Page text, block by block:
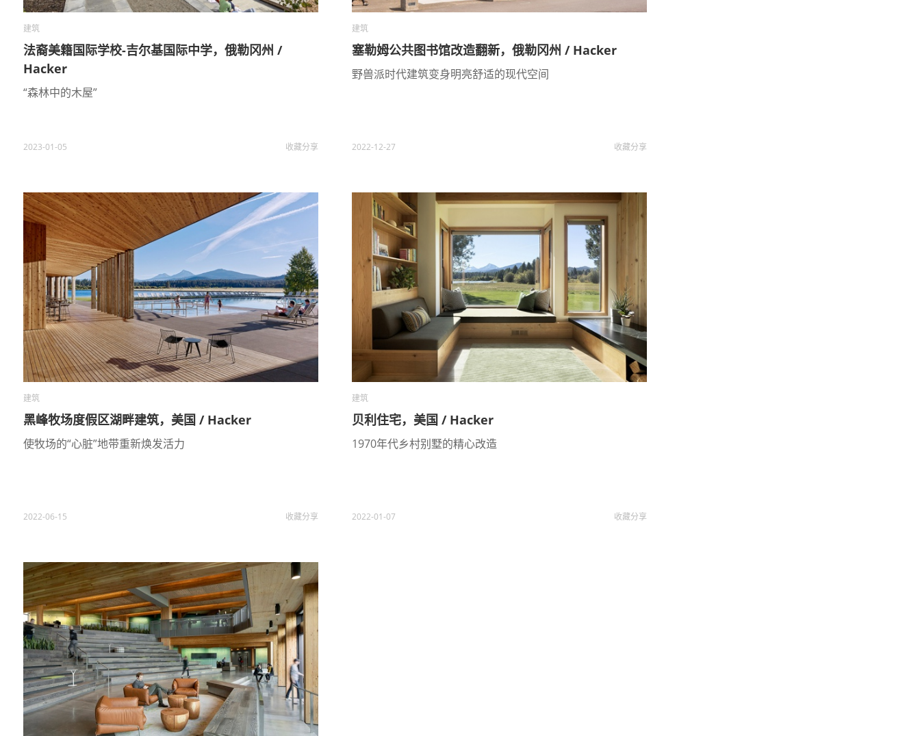
建筑
法裔美籍国际学校-吉尔基国际中学，俄勒冈州 /
Hacker
“森林中的木屋”
2023-01-05 收藏分享
建筑
塞勒姆公共图书馆改造翻新，俄勒冈州 / Hacker
野兽派时代建筑变身明亮舒适的现代空间
2022-12-27 收藏分享
建筑
黑峰牧场度假区湖畔建筑，美国 / Hacker
使牧场的“心脏”地带重新焕发活力
2022-06-15 收藏分享
建筑
贝利住宅，美国 / Hacker
1970年代乡村别墅的精心改造
2022-01-07 收藏分享